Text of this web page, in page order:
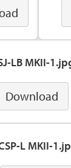
LB MKII-
Download
L MKII-